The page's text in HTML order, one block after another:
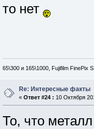
то нет
65\300 и 165\1000, Fujifilm FinePix
Re: Интересные факты
« Ответ #24 : 10 Октября
То, что